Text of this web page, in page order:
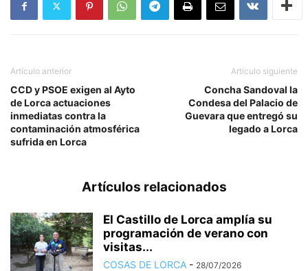
Artículo anterior
CCD y PSOE exigen al Ayto
de Lorca actuaciones
inmediatas contra la
contaminación atmosférica
sufrida en Lorca
Artículo siguiente
Concha Sandoval la
Condesa del Palacio de
Guevara que entregó su
legado a Lorca
Artículos relacionados
El Castillo de Lorca amplía su
programación de verano con
visitas...
COSAS DE LORCA - 28/07/2026